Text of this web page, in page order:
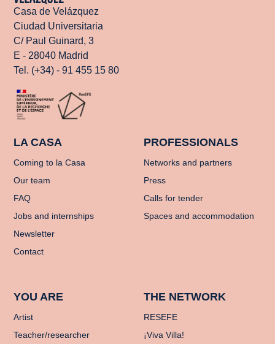
Casa de Velázquez
Ciudad Universitaria
C/ Paul Guinard, 3
E - 28040 Madrid
Tel. (+34) - 91 455 15 80
LA CASA
Coming to la Casa
Our team
FAQ
Jobs and internships
Newsletter
Contact
PROFESSIONALS
Networks and partners
Press
Calls for tender
Spaces and accommodation
YOU ARE
Artist
Teacher/researcher
THE NETWORK
RESEFE
¡Viva Villa!